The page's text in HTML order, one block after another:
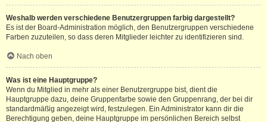
Weshalb werden verschiedene Benutzergruppen farbig dargestellt?
Es ist der Board-Administration möglich, den Benutzergruppen verschiedene
Farben zuzuteilen, so dass deren Mitglieder leichter zu identifizieren sind.
Nach oben
Was ist eine Hauptgruppe?
Wenn du Mitglied in mehr als einer Benutzergruppe bist, dient die
Hauptgruppe dazu, deine Gruppenfarbe sowie den Gruppenrang, der bei dir
standardmäßig angezeigt wird, festzulegen. Ein Administrator kann dir die
Berechtigung geben, deine Hauptgruppe im persönlichen Bereich selbst